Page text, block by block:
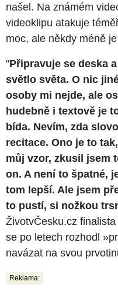
našel. Na známém
videoklipu atakuje
moc, ale někdy méně
"Připravuje se deska
světlo světa. O nic
osoby mi nejde, ale
hudebně i textově je
bída. Nevím, zda
recitace. Ono je to
můj vzor, zkusil jsem
on. A není to špatné,
tom lepší. Ale jsem
to pustí, si nožkou
ŽivotvČesku.cz
se po letech rozhodl
navázat na svou
Reklama: